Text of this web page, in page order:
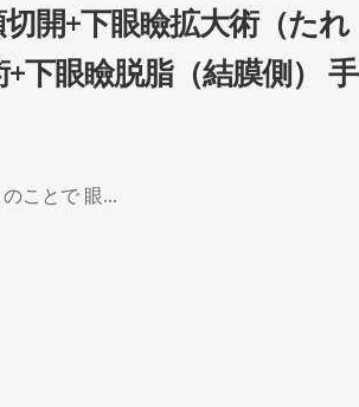
開+下眼瞼拡大術（たれ
下眼瞼脱脂（結膜側） 手
ことで 眼...